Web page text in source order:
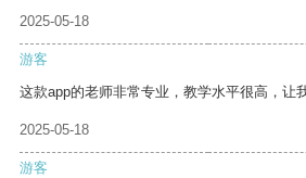
2025-05-18
游客
这款app的老师非常专业，教学水平很高，让
2025-05-18
游客